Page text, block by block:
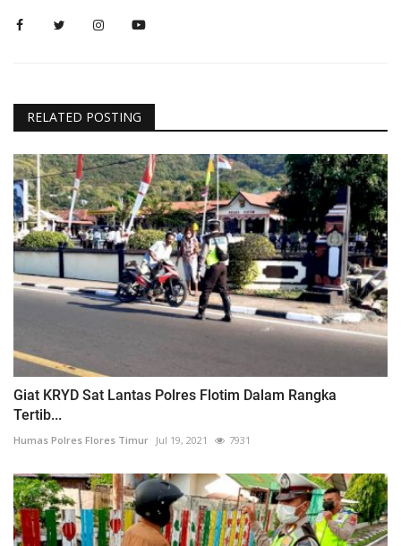
RELATED POSTING
Giat KRYD Sat Lantas Polres Flotim Dalam Rangka
Tertib...
Humas Polres Flores Timur Jul 19, 2021 7931